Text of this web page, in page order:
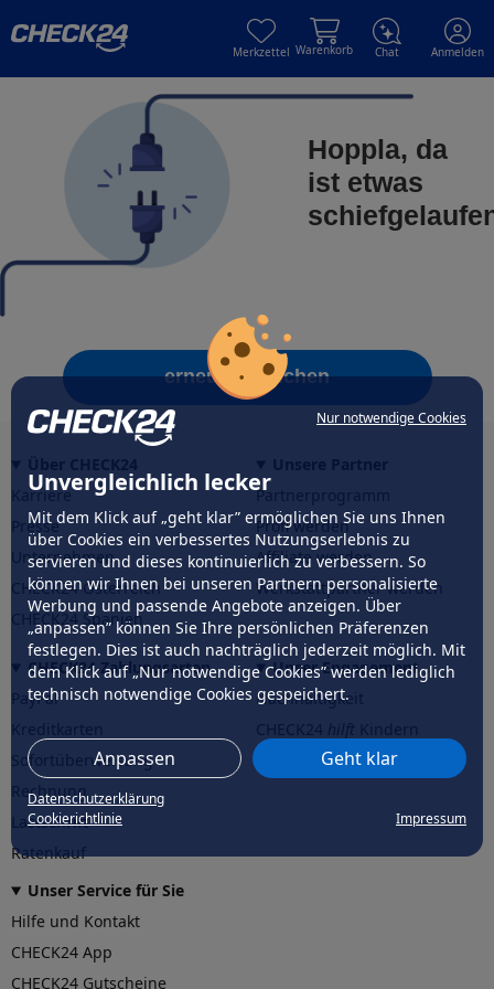
Nur notwendige Cookies
Unvergleichlich lecker
Mit dem Klick auf „geht klar” ermöglichen Sie uns Ihnen
über Cookies ein verbessertes Nutzungserlebnis zu
servieren und dieses kontinuierlich zu verbessern. So
können wir Ihnen bei unseren Partnern personalisierte
Werbung und passende Angebote anzeigen. Über
„anpassen” können Sie Ihre persönlichen Präferenzen
festlegen. Dies ist auch nachträglich jederzeit möglich. Mit
dem Klick auf „Nur notwendige Cookies” werden lediglich
technisch notwendige Cookies gespeichert.
Anpassen Geht klar
Datenschutzerklärung
Cookierichtlinie
Impressum
Merkzettel Warenkorb Chat Anmelden
Hoppla, da
ist etwas
erneut versuchen
Karriere
Presse
Unternehmen
CHECK24 Österreich
CHECK24 Spanien
Partnerprogramm
Profi werden
Affiliate werden
Werkstattpartner werden
CHECK24 Zahlungsarten
PayPal
Sofortüberweisung
Rechnung
Lastschrift
Ratenkauf
Unser Engagement
Nachhaltigkeit
CHECK24hilftder Natur
Unser Service für Sie
Hilfe und Kontakt
CHECK24 App
CHECK24 Gutscheine